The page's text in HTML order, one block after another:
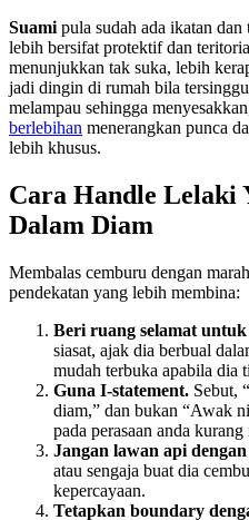
Suami pula sudah ada ikatan
lebih bersifat protektif dan
menunjukkan tak suka, lebih
jadi dingin di rumah bila
melampau sehingga
berlebihan menerangkan punca
lebih khusus.
Cara Handle Lelaki
Dalam Diam
Membalas cemburu dengan
pendekatan yang lebih membina:
Beri ruang selamat
siasat, ajak dia berbual
mudah terbuka apabila dia
Guna I-statement. Sebut,
diam,” dan bukan “Awak
pada perasaan anda
Jangan lawan api
atau sengaja buat dia
kepercayaan.
Tetapkan boundary